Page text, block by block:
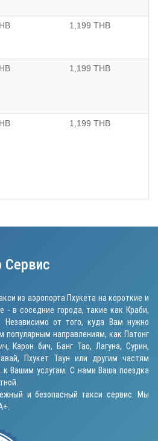
1,199 THB
1,199 THB
1,199 THB
Сервис
из аэропорта Пхукета на короткие и
- в соседние города, такие как Краби,
Независимо от того, куда Вам нужно
популярным направлениям, как Патонг
, Карон бич, Банг Тао, Лагуна, Сурин,
Пхукет Таун или другим частям
к Вашим услугам. С нами Ваша поездка
и безопасный такси сервис. Мы